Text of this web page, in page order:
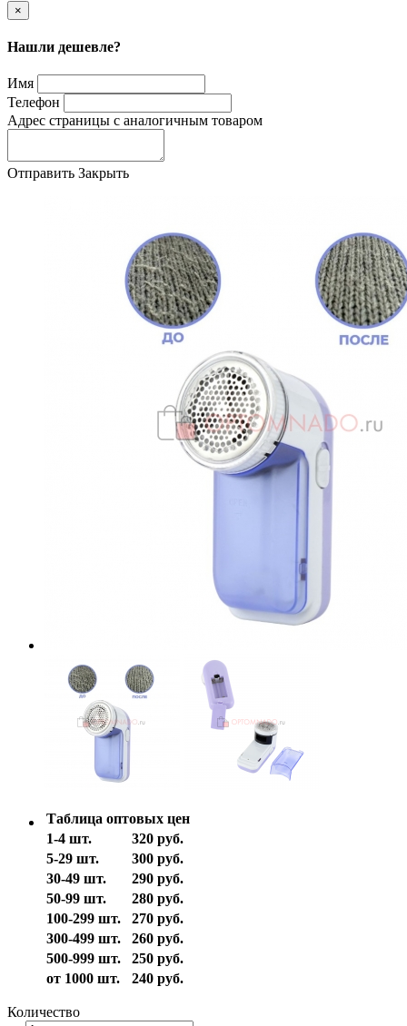
×
Нашли дешевле?
Имя
Телефон
Адрес страницы с аналогичным товаром
Отправить Закрыть
Таблица оптовых цен
1-4 шт.
320 руб.
5-29 шт.
300 руб.
30-49 шт.
290 руб.
50-99 шт.
280 руб.
100-299 шт.
270 руб.
300-499 шт.
260 руб.
500-999 шт.
250 руб.
от 1000 шт.
240 руб.
Количество